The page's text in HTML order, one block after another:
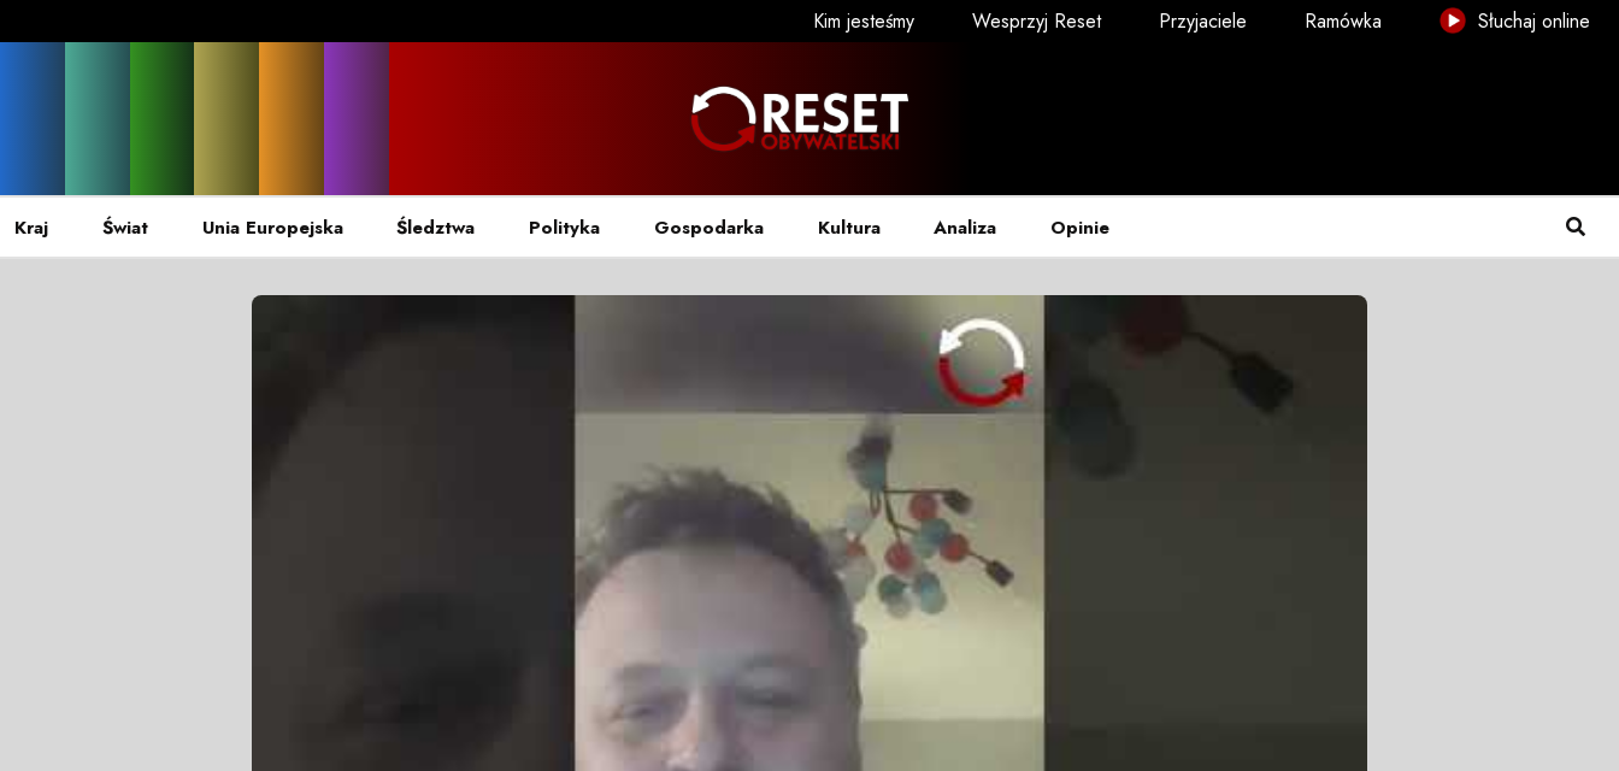
Kim jesteśmy Wesprzyj Reset Przyjaciele Ramówka Słuchaj online
Kraj Świat Unia Europejska Śledztwa Polityka Gospodarka Kultura Analiza Opinie